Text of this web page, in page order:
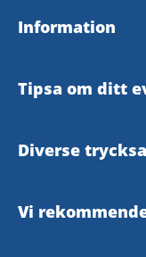
Information
Broschyrer & kartor
Vanliga frågor & svar
Tipsa om ditt
Tipsaformulär
Diverse
Tryckt turistmaterial
Vi